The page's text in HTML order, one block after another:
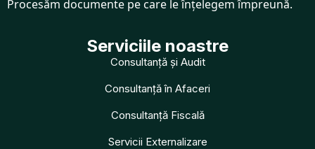
Procesăm documente pe care le înțelegem împreună.
Serviciile noastre
Consultanță și Audit
Consultanță în Afaceri
Consultanță Fiscală
Servicii Externalizare